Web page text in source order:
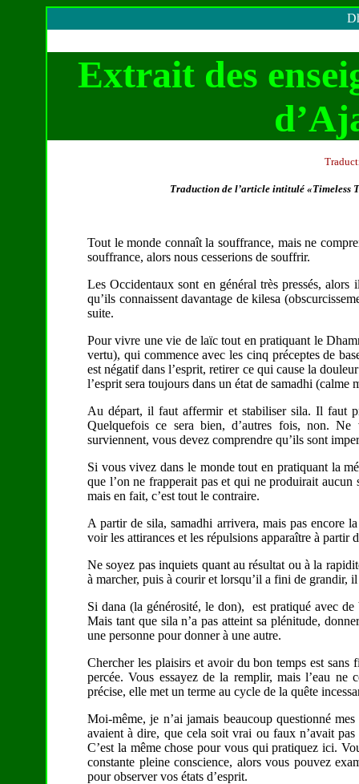
Extrait des
Traduction de l’article intitulé «Timeless
Tout le monde connaît la souffrance, mais ne
souffrance, alors nous cesserions de souffrir.
Les Occidentaux sont en général très pressés,
qu’ils connaissent davantage de kilesa
suite.
Pour vivre une vie de laïc tout en pratiquant le
vertu), qui commence avec les cinq préceptes de
est négatif dans l’esprit, retirer ce qui cause la
l’esprit sera toujours dans un état de samadhi (calme
Au départ, il faut affermir et stabiliser sila. Il faut
Quelquefois ce sera bien, d’autres fois, non.
surviennent, vous devez comprendre qu’ils sont
Si vous vivez dans le monde tout en pratiquant la
que l’on ne frapperait pas et qui ne produirait
mais en fait, c’est tout le contraire.
A partir de sila, samadhi arrivera, mais pas encore
voir les attirances et les répulsions apparaître à partir
Ne soyez pas inquiets quant au résultat ou à la
à marcher, puis à courir et lorsqu’il a fini de grandir,
Si dana (la générosité, le don), est pratiqué avec
Mais tant que sila n’a pas atteint sa plénitude,
une personne pour donner à une autre.
Chercher les plaisirs et avoir du bon temps est sans
percée. Vous essayez de la remplir, mais l’eau
précise, elle met un terme au cycle de la quête
Moi-même, je n’ai jamais beaucoup questionné
avaient à dire, que cela soit vrai ou faux n’avait
C’est la même chose pour vous qui pratiquez ici.
constante pleine conscience, alors vous pouvez
pour observer vos états d’esprit.